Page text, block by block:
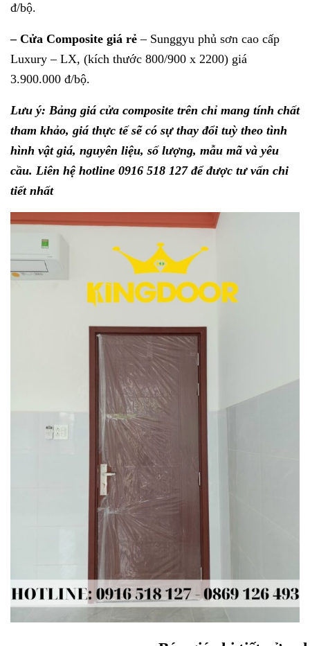
đ/bộ.
– Cửa Composite giá rẻ – Sunggyu phủ sơn cao cấp
Luxury – LX, (kích thước 800/900 x 2200) giá
3.900.000 đ/bộ.
Lưu ý: Bảng giá cửa composite trên chỉ mang tính chất
tham khảo, giá thực tế sẽ có sự thay đổi tuỳ theo tình
hình vật giá, nguyên liệu, số lượng, mẫu mã và yêu
cầu. Liên hệ hotline 0916 518 127để được tư vấn chi
tiết nhất